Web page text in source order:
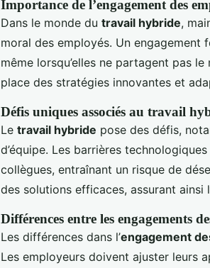
Importance de l’engagement des
Dans le monde du travail hybride,
moral des employés. Un
même lorsqu’elles ne partagent pas
place des stratégies innovantes et
Défis uniques associés au travail
Le travail hybride pose des défis,
d’équipe. Les barrières
collègues, entraînant un risque de
des solutions efficaces, assurant ainsi
Différences entre les engagements
Les différences dans l’engagement
Les employeurs doivent ajuster leurs